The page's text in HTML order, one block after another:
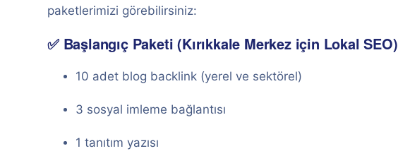
paketlerimizi görebilirsiniz:
✅ Başlangıç Paketi (Kırıkkale Merkez için Lokal SEO)
10 adet blog backlink (yerel ve sektörel)
3 sosyal imleme bağlantısı
1 tanıtım yazısı